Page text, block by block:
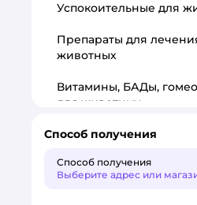
Успокоительные для
Препараты для
животных
Витамины, БАДы,
для животных
Контрацептивы для
Препараты для почек
Способ получения
Способ получения
Выберите адрес илиСпособ